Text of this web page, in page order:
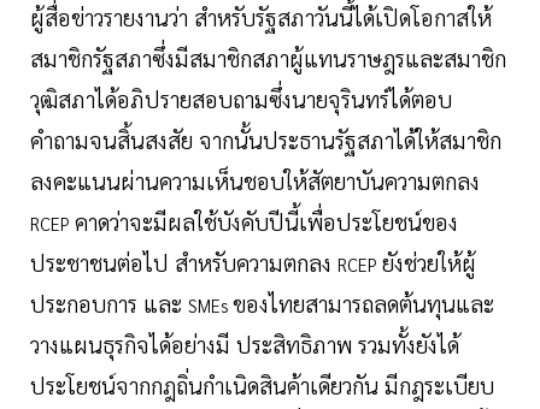
ผู้สื่อข่าวรายงานว่า สำหรับรัฐสภาวันนี้ได้เปิดโอกาสให้
สมาชิกรัฐสภาซึ่งมีสมาชิกสภาผู้แทนราษฎรและสมาชิก
วุฒิสภาได้อภิปรายสอบถามซึ่งนายจุรินทร์ได้ตอบ
คำถามจนสิ้นสงสัย จากนั้นประธานรัฐสภาได้ให้สมาชิก
ลงคะแนนผ่านความเห็นชอบให้สัตยาบันความตกลง
RCEP คาดว่าจะมีผลใช้บังคับปีนี้เพื่อประโยชน์ของ
ประชาชนต่อไป สำหรับความตกลง RCEP ยังช่วยให้ผู้
ประกอบการ และ SMEs ของไทยสามารถลดต้นทุนและ
วางแผนธุรกิจได้อย่างมี ประสิทธิภาพ รวมทั้งยังได้
ประโยชน์จากกฎถิ่นกำเนิดสินค้าเดียวกัน มีกฎระเบียบ